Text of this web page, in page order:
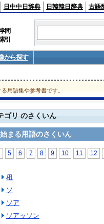
日中中日辞典 日韓韓日辞典 古語
学問
索引
から探す
用語集や参考書です。
ゴリ のさくいん
始まる用語のさくいん
5 6 7 8 9 10 11 12
租
ソ
ソア
ソアッソン